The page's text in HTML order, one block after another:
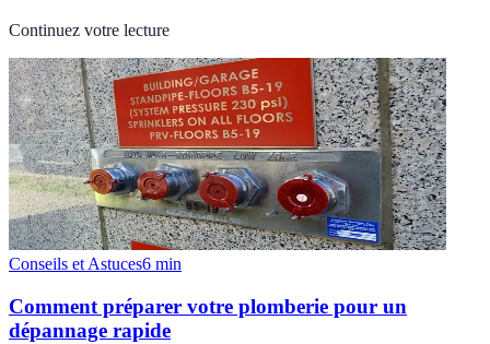
Continuez votre lecture
Conseils et Astuces6 min
Comment préparer votre plomberie pour un
dépannage rapide